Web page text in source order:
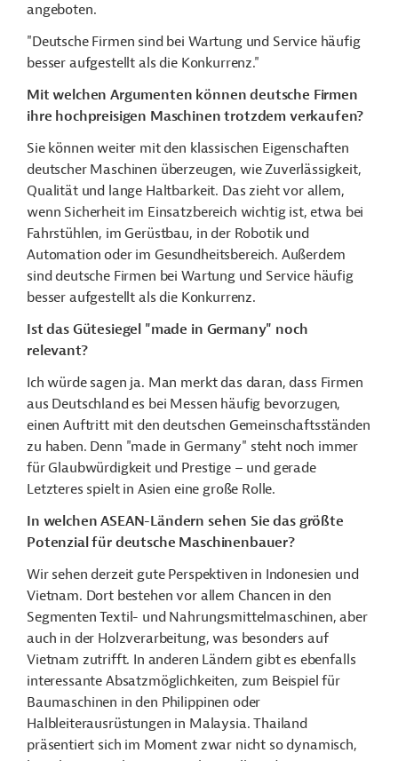
angeboten.
"Deutsche Firmen sind bei Wartung und Service häufig
besser aufgestellt als die Konkurrenz."
Mit welchen Argumenten können deutsche Firmen
ihre hochpreisigen Maschinen trotzdem verkaufen?
Sie können weiter mit den klassischen Eigenschaften
deutscher Maschinen überzeugen, wie Zuverlässigkeit,
Qualität und lange Haltbarkeit. Das zieht vor allem,
wenn Sicherheit im Einsatzbereich wichtig ist, etwa bei
Fahrstühlen, im Gerüstbau, in der Robotik und
Automation oder im Gesundheitsbereich. Außerdem
sind deutsche Firmen bei Wartung und Service häufig
besser aufgestellt als die Konkurrenz.
Ist das Gütesiegel "made in Germany" noch
relevant?
Ich würde sagen ja. Man merkt das daran, dass Firmen
aus Deutschland es bei Messen häufig bevorzugen,
einen Auftritt mit den deutschen Gemeinschaftsständen
zu haben. Denn "made in Germany" steht noch immer
für Glaubwürdigkeit und Prestige – und gerade
Letzteres spielt in Asien eine große Rolle.
In welchen ASEAN-Ländern sehen Sie das größte
Potenzial für deutsche Maschinenbauer?
Wir sehen derzeit gute Perspektiven in Indonesien und
Vietnam. Dort bestehenvor allem Chancen in den
Segmenten Textil- und Nahrungsmittelmaschinen, aber
auch in der Holzverarbeitung, was besonders auf
Vietnam zutrifft. In anderen Ländern gibt es ebenfalls
interessante Absatzmöglichkeiten, zum Beispiel für
Baumaschinen in den Philippinen oder
Halbleiterausrüstungen in Malaysia. Thailand
präsentiert sich im Moment zwar nicht so dynamisch,